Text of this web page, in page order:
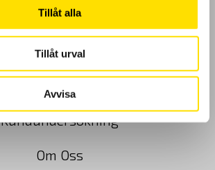
Tillåt alla
Tillåt urval
Avvisa
Köpvillkor
Cookies
Kundundersökning
Om Oss